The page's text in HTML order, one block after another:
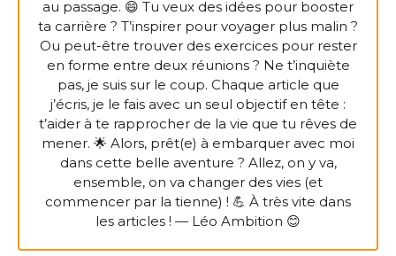
au passage. 😄 Tu veux des idées pour booster
ta carrière ? T’inspirer pour voyager plus malin ?
Ou peut-être trouver des exercices pour rester
en forme entre deux réunions ? Ne t’inquiète
pas, je suis sur le coup. Chaque article que
j’écris, je le fais avec un seul objectif en tête :
t’aider à te rapprocher de la vie que tu rêves de
mener. 🌟 Alors, prêt(e) à embarquer avec moi
dans cette belle aventure ? Allez, on y va,
ensemble, on va changer des vies (et
commencer par la tienne) ! 💪 À très vite dans
les articles ! — Léo Ambition 😊